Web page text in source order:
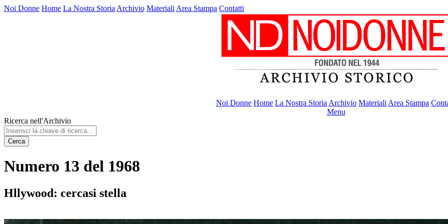
Noi Donne Home La Nostra Storia Archivio Materiali Area Stampa Contatti
Noi Donne Home La Nostra Storia Archivio Materiali Area Stampa
Menu
Ricerca nell'Archivio
Cerca
Numero 13 del 1968
Hllywood: cercasi stella